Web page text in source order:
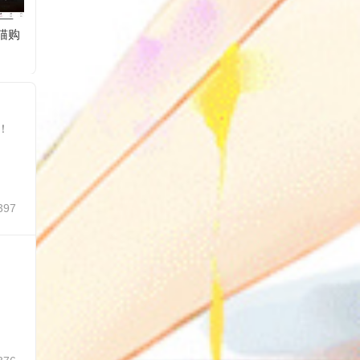
购
免费领取麦当劳免费
工银瑞信十月礼遇抽
随机红包